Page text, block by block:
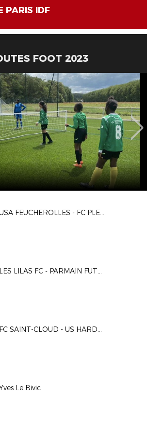
PARIS IDF
FOOT 2023
USA FEUCHEROLLES - FC PLESSIS-ROBINSON
LES LILAS FC - PARMAIN FUTSAL AS
FC SAINT-CLOUD - US HARDRICOURT
Le Bivic